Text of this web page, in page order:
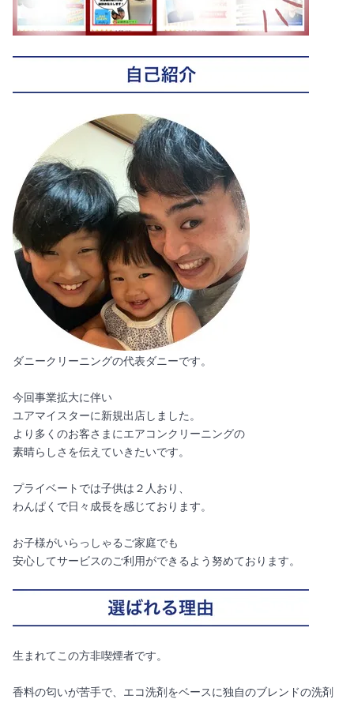
ダニークリーニングの代表ダニーです。
今回事業拡大に伴い
ユアマイスターに新規出店しました。
より多くのお客さまにエアコンクリーニングの
素晴らしさを伝えていきたいです。
プライベートでは子供は２人おり、
わんぱくで日々成長を感じております。
お子様がいらっしゃるご家庭でも
安心してサービスのご利用ができるよう努めております。
生まれてこの方非喫煙者です。
香料の匂いが苦手で、エコ洗剤をベースに独自のブレンドの洗剤